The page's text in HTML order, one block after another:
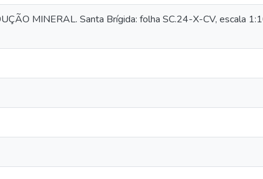
MINERAL. Santa Brígida: folha SC.24-X-CV, escala